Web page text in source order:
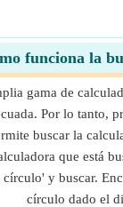
funciona la
gama de
Por lo
buscar la
que está
y buscar.
círculo dado el